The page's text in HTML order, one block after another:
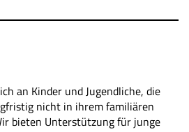
an Kinder und Jugendliche, die
nicht in ihrem familiären
bieten Unterstützung für junge